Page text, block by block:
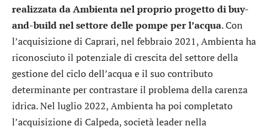
realizzata da Ambienta nel proprio progetto di buy-
and-build nel settore delle pompe per l’acqua. Con
l’acquisizione di Caprari, nel febbraio 2021, Ambienta ha
riconosciuto il potenziale di crescita del settore della
gestione del ciclo dell’acqua e il suo contributo
determinante per contrastare il problema della carenza
idrica. Nel luglio 2022, Ambienta ha poi completato
l’acquisizione di Calpeda, società leader nella